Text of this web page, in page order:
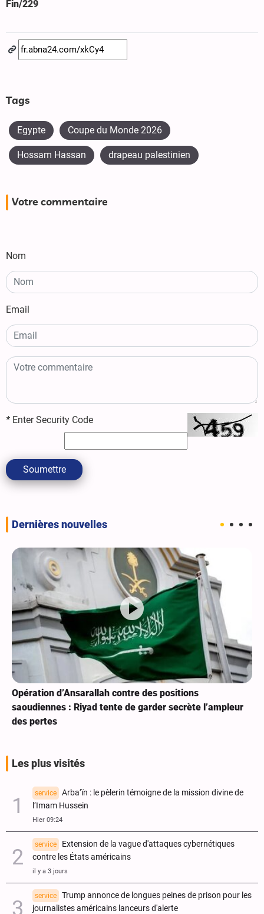
Fin/229
Tags
Egypte Coupe du Monde 2026
Hossam Hassan drapeau palestinien
Votre commentaire
Nom
Email
* Enter Security Code
Soumettre
Dernières nouvelles
Opération d’Ansarallah contre des positions
saoudiennes : Riyad tente de garder secrète l’ampleur
des pertes
Les plus visités
service
Arba‘ïn : le pèlerin témoigne de la mission divine de
l’Imam Hussein
Hier 09:24
service
Extension de la vague d'attaques cybernétiques
contre les États américains
il y a 3 jours
service
Trump annonce de longues peines de prison pour les
journalistes américains lanceurs d'alerte